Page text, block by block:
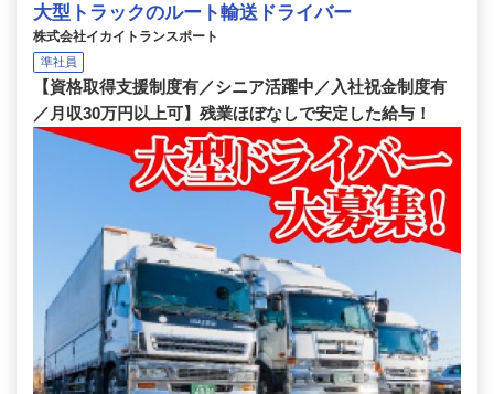
大型トラックのルート輸送ドライバー
株式会社イカイトランスポート
準社員
【資格取得支援制度有／シニア活躍中／入社祝金制度有
／月収30万円以上可】残業ほぼなしで安定した給与！